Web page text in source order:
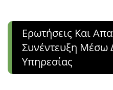
Ερωτήσεις Και
Συνέντευξη Μέσω
Υπηρεσίας